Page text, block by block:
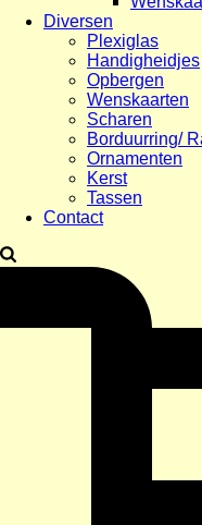
Diversen
Plexiglas
Handigheidjes
Opbergen
Wenskaarten
Scharen
Borduurring/
Ornamenten
Kerst
Tassen
Contact